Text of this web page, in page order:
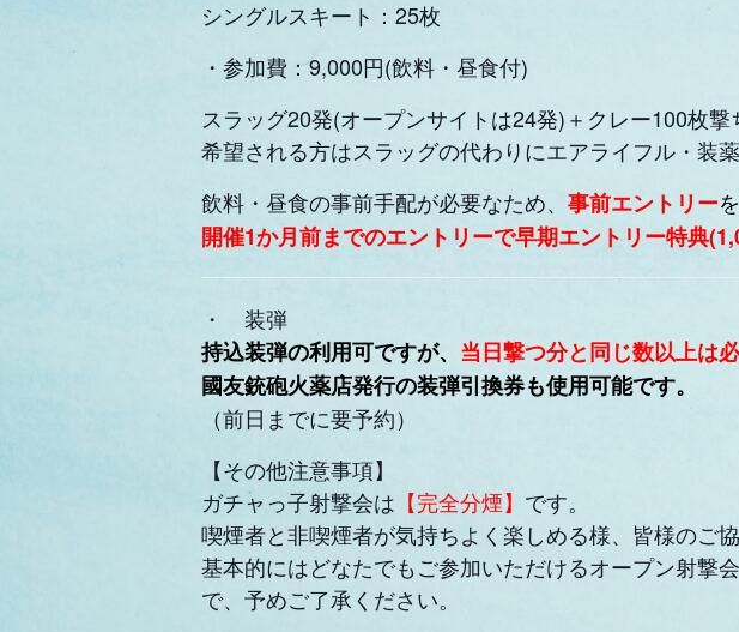
シングルスキート：25枚
・参加費：9,000円(飲料・昼食付)
スラッグ20発(オープンサイトは24発)＋クレー100枚撃
希望される方はスラッグの代わりにエアライフル・装
飲料・昼食の事前手配が必要なため、 事前エントリー
開催1か月前までのエントリーで早期エントリー特典
・ 装弾
持込装弾の利用可ですが、 当日撃つ分と同じ数以上は
國友銃砲火薬店発行の装弾引換券も使用可能です。
（前日までに要予約）
【その他注意事項】
ガチャっ子射撃会は 【完全分煙】 です。
喫煙者と非喫煙者が気持ちよく楽しめる様、皆様のご
基本的にはどなたでもご参加いただけるオープン射撃
で、予めご了承ください。